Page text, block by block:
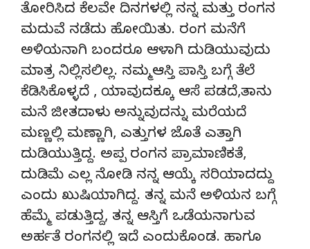
ತೋರಿಸಿದ ಕೆಲವೇ ದಿನಗಳಲ್ಲಿ ನನ್ನ ಮತ್ತು ರಂಗನ
ಮದುವೆ ನಡೆದು ಹೋಯಿತು. ರಂಗ ಮನೆಗೆ
ಅಳಿಯನಾಗಿ ಬಂದರೂ ಆಳಾಗಿ ದುಡಿಯುವುದು
ಮಾತ್ರ ನಿಲ್ಲಿಸಲಿಲ್ಲ. ನಮ್ಮಆಸ್ತಿ ಪಾಸ್ತಿ ಬಗ್ಗೆ ತೆಲೆ
ಕೆಡಿಸಿಕೊಳ್ಳದೆ , ಯಾವುದಕ್ಕೂ ಆಸೆ ಪಡದೆ,ತಾನು
ಮನೆ ಜೀತದಾಳು ಅನ್ನುವುದನ್ನು ಮರೆಯದೆ
ಮಣ್ಣಲ್ಲಿ ಮಣ್ಣಾಗಿ, ಎತ್ತುಗಳ ಜೊತೆ ಎತ್ತಾಗಿ
ದುಡಿಯುತ್ತಿದ್ದ. ಅಪ್ಪ ರಂಗನ ಪ್ರಾಮಾಣಿಕತೆ,
ದುಡಿಮೆ ಎಲ್ಲ ನೋಡಿ ನನ್ನ ಆಯ್ಕೆ ಸರಿಯಾದದ್ದು
ಎಂದು ಖುಷಿಯಾಗಿದ್ದ. ತನ್ನ ಮನೆ ಅಳಿಯನ ಬಗ್ಗೆ
ಹೆಮ್ಮೆ ಪಡುತ್ತಿದ್ದ, ತನ್ನ ಆಸ್ತಿಗೆ ಒಡೆಯನಾಗುವ
ಅರ್ಹತೆ ರಂಗನಲ್ಲಿ ಇದೆ ಎಂದುಕೊಂಡ. ಹಾಗೂ